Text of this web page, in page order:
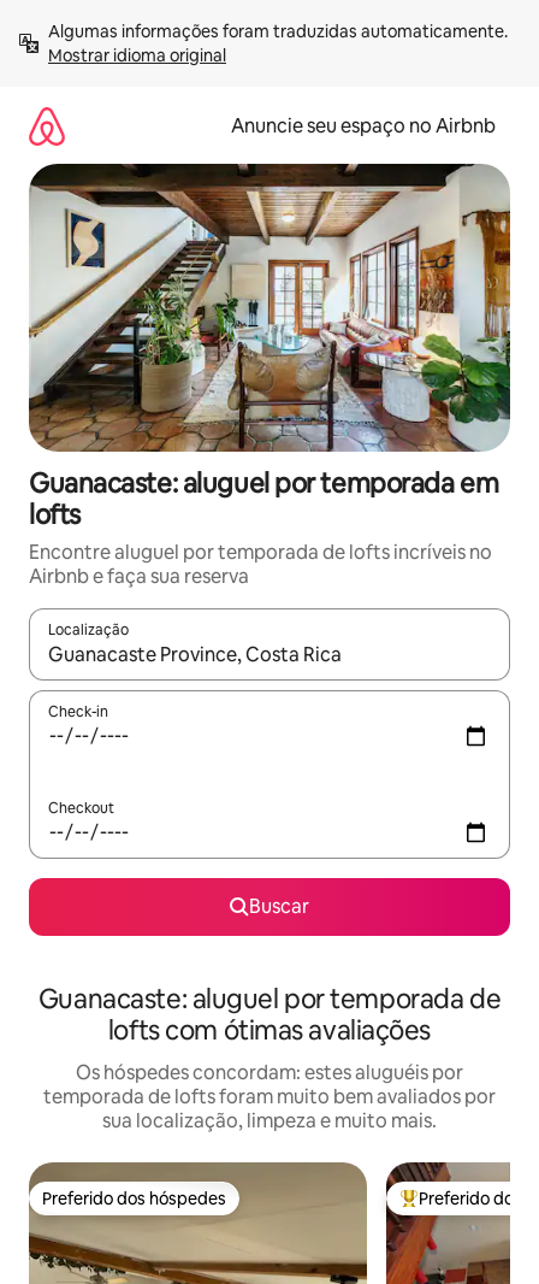
para
Mostrar idioma original
Anuncie seu espaço no Airbnb
Guanacaste: aluguel por temporada em
lofts
Encontre aluguel por temporada de lofts incríveis no
Airbnb e faça sua reserva
Localização
Quando os resultados estiverem disponíveis, explore-os
Check-in
Checkout
Buscar
Guanacaste: aluguel por temporada de
lofts com ótimas avaliações
Os hóspedes concordam: estes aluguéis por
temporada de lofts foram muito bem avaliados por
sua localização, limpeza e muito mais.
Preferido dos hóspedes
Preferido dos hóspedes Entre os
Preferido dos